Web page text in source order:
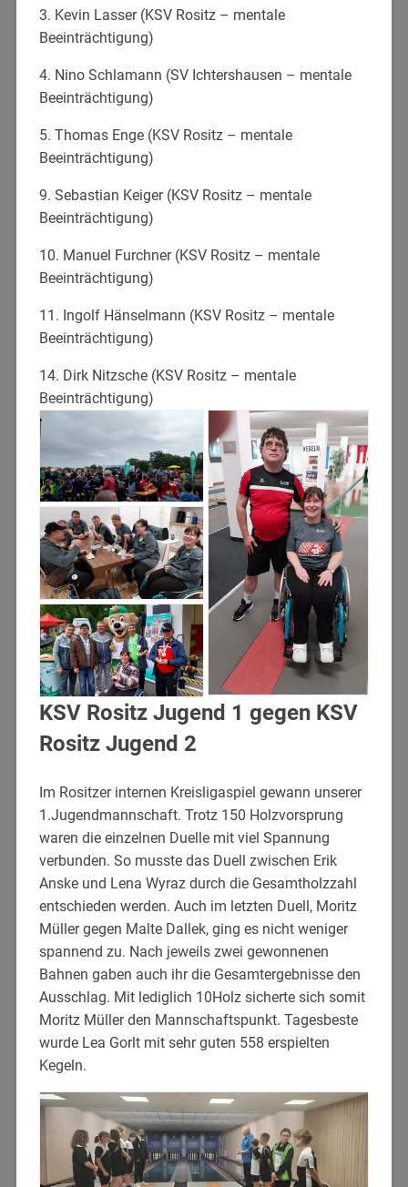
3. Kevin Lasser (KSV Rositz – mentale
Beeinträchtigung)
4. Nino Schlamann (SV Ichtershausen – mentale
Beeinträchtigung)
5. Thomas Enge (KSV Rositz – mentale
Beeinträchtigung)
9. Sebastian Keiger (KSV Rositz – mentale
Beeinträchtigung)
10. Manuel Furchner (KSV Rositz – mentale
Beeinträchtigung)
11. Ingolf Hänselmann (KSV Rositz – mentale
Beeinträchtigung)
14. Dirk Nitzsche (KSV Rositz – mentale
Beeinträchtigung)
KSV Rositz Jugend 1 gegen KSV
Rositz Jugend 2
Im Rositzer internen Kreisligaspiel gewann unserer
1.Jugendmannschaft. Trotz 150 Holzvorsprung
waren die einzelnen Duelle mit viel Spannung
verbunden. So musste das Duell zwischen Erik
Anske und Lena Wyraz durch die Gesamtholzzahl
entschieden werden. Auch im letzten Duell, Moritz
Müller gegen Malte Dallek, ging es nicht weniger
spannend zu. Nach jeweils zwei gewonnenen
Bahnen gaben auch ihr die Gesamtergebnisse den
Ausschlag. Mit lediglich 10Holz sicherte sich somit
Moritz Müller den Mannschaftspunkt. Tagesbeste
wurde Lea Gorlt mit sehr guten 558 erspielten
Kegeln.